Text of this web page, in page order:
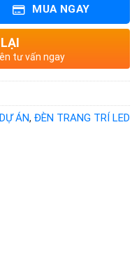
MUA NGAY
tư vấn ngay
ÁN, ĐÈN TRANG TRÍ LED